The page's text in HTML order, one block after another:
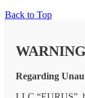
Back to Top
Regarding